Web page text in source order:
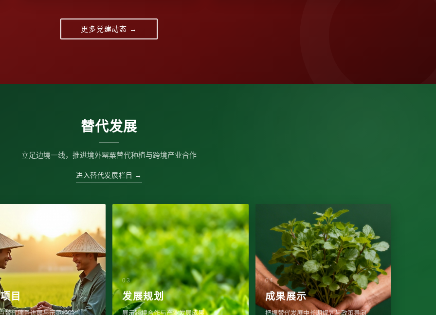
更多党建动态 →
替代发展
立足边境一线，推进境外罂粟替代种植与跨境产业合作
进入替代发展栏目 →
目
替代项目进展与示范经验
发展规划
展示跨境合作与产业发展成果
成果展示
把握替代发展中长期规划与政策导向